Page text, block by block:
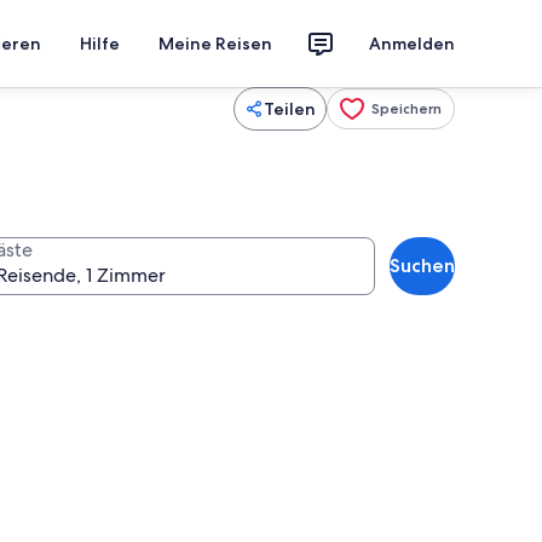
Hilfe Meine Reisen Anmelden
Teilen Speichern
Suchen